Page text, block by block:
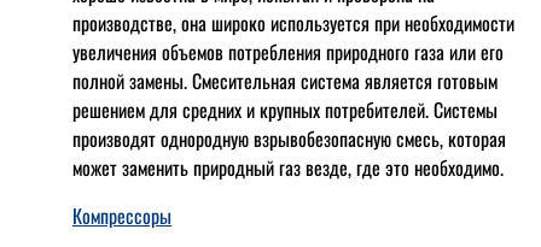
производстве, она широко используется при необходимости
увеличения объемов потребления природного газа или его
полной замены. Смесительная система является готовым
решением для средних и крупных потребителей. Системы
производят однородную взрывобезопасную смесь, которая
может заменить природный газ везде, где это необходимо.
Компрессоры